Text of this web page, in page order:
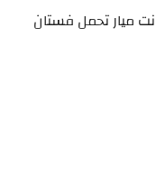
ميار تحمل فستان